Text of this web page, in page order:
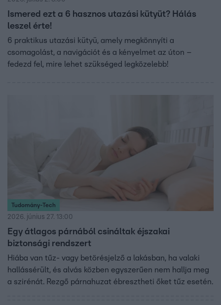
Ismered ezt a 6 hasznos utazási kütyüt? Hálás
leszel érte!
6 praktikus utazási kütyü, amely megkönnyíti a
csomagolást, a navigációt és a kényelmet az úton –
fedezd fel, mire lehet szükséged legközelebb!
Tudomány-Tech
2026. június 27. 13:00
Egy átlagos párnából csináltak éjszakai
biztonsági rendszert
Hiába van tűz- vagy betörésjelző a lakásban, ha valaki
hallássérült, és alvás közben egyszerűen nem hallja meg
a szirénát. Rezgő párnahuzat ébresztheti őket tűz esetén.